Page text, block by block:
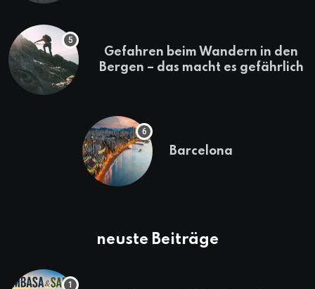
Gefahren beim Wandern in den
Bergen – das macht es gefährlich
Barcelona
neuste Beiträge